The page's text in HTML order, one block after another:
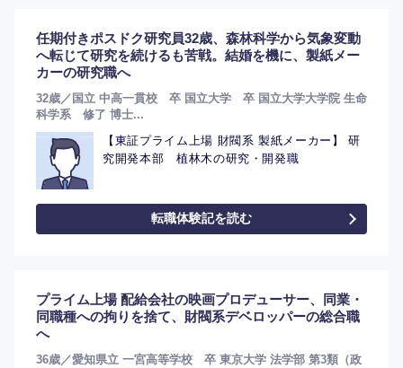
任期付きポスドク研究員32歳、森林科学から気象変動
へ転じて研究を続けるも苦戦。結婚を機に、製紙メー
カーの研究職へ
32歳／国立 中高一貫校 卒 国立大学 卒 国立大学大学院 生命
科学系 修了 博士...
【東証プライム上場 財閥系 製紙メーカー】 研
究開発本部 植林木の研究・開発職
転職体験記を読む
プライム上場 配給会社の映画プロデューサー、同業・
同職種への拘りを捨て、財閥系デベロッパーの総合職
へ
36歳／愛知県立 一宮高等学校 卒 東京大学 法学部 第3類（政